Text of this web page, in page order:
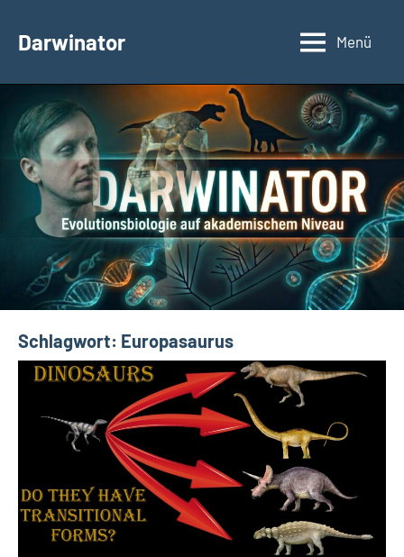
InhaltDarwinator
Evolutionsbiologie
Menü
Schlagwort: Europasaurus